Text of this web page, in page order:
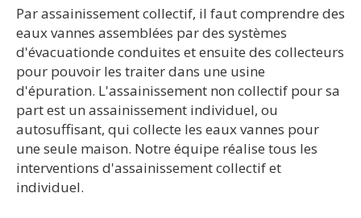
Par assainissement collectif, il faut comprendre des
eaux vannes assemblées par des systèmes
d'évacuationde conduites et ensuite des collecteurs
pour pouvoir les traiter dans une usine
d'épuration. L'assainissement non collectif pour sa
part est un assainissement individuel, ou
autosuffisant, qui collecte les eaux vannes pour
une seule maison. Notre équipe réalise tous les
interventions d'assainissement collectif et
individuel.